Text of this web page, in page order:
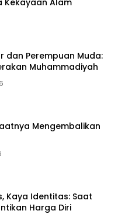
dan Perempuan Muda:
Muhammadiyah
Mengembalikan
Kaya Identitas: Saat
Harga Diri